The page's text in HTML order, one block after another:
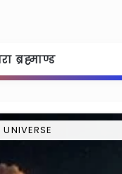
ब्रह्माण्ड
UNIVERSE